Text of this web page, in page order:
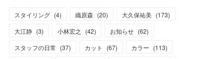
スタイリング (4) 織原森 (20) 大久保祐美 (173)
大江静 (3) 小林宏之 (42) お知らせ (62)
スタッフの日常 (37) カット (67) カラー (113)